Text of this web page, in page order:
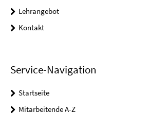
Lehrangebot
Kontakt
Service-Navigation
Startseite
Mitarbeitende A-Z